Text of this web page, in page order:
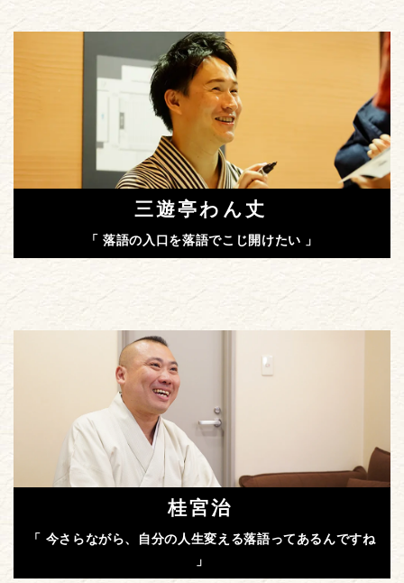
三遊亭わん丈
「 落語の入口を落語でこじ開けたい 」
桂宮治
「 今さらながら、自分の人生変える落語ってあるんですね
」